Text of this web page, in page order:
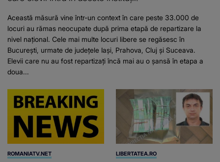
Această măsură vine într-un context în care peste 33.000 de
locuri au rămas neocupate după prima etapă de repartizare la
nivel național. Cele mai multe locuri libere se regăsesc în
București, urmate de județele Iași, Prahova, Cluj și Suceava.
Elevii care nu au fost repartizați încă mai au o șansă în etapa a
doua...
ROMANIATV.NET LIBERTATEA.RO